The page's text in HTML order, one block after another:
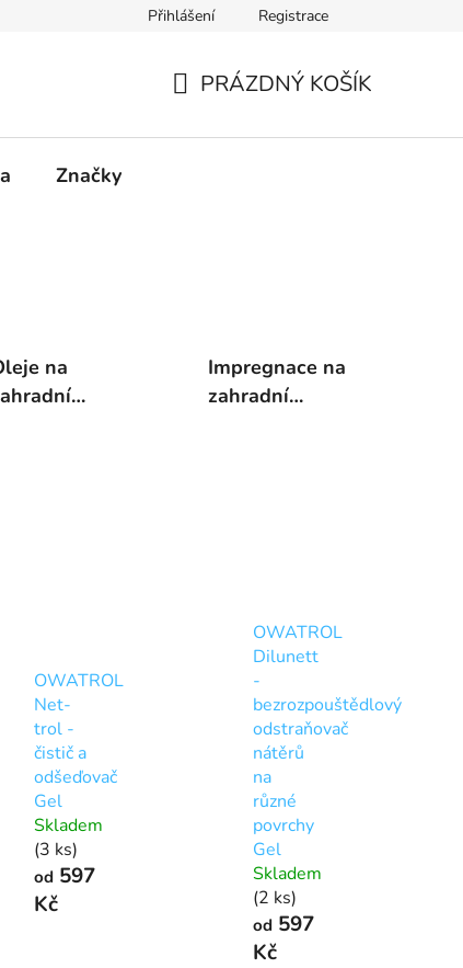
Přihlášení Registrace
PRÁZDNÝ KOŠÍK
Značky
na
Impregnace na
zahradní
OWATROL
Net-
trol -
čistič a
odšeďovač
Gel
Skladem
(3 ks)
od 597
Kč
OWATROL
Dilunett
-
bezrozpouštědlový
odstraňovač
nátěrů
na
různé
povrchy
Gel
Skladem
(2 ks)
od597
Kč